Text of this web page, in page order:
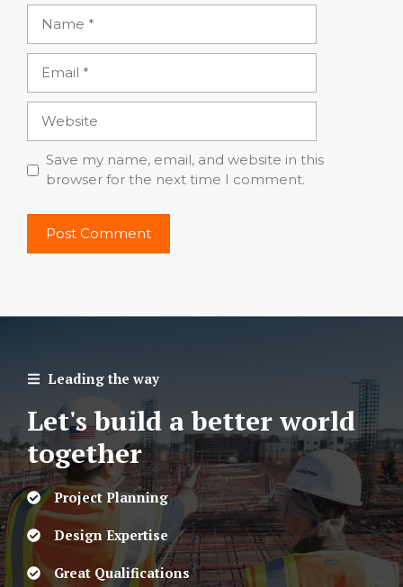
Save my name, email, and website in this
browser for the next time I comment.
Leading the way
Let's build a better world
together
Project Planning
Design Expertise
Great Qualifications